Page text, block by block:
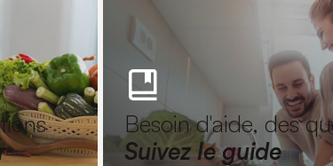
Besoin d'aide, des
Suivez le guide